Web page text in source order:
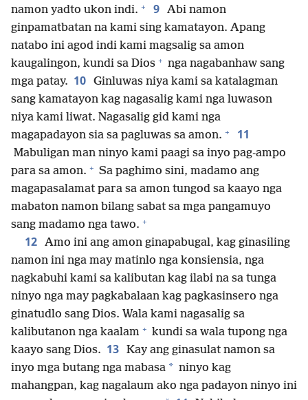
namon yadto ukon indi. + 9 Abi namon
ginpamatbatan na kami sing kamatayon. Apang
natabo ini agod indi kami magsalig sa amon
kaugalingon, kundi sa Dios + nga nagabanhaw sang
mga patay. 10 Ginluwas niya kami sa katalagman
sang kamatayon kag nagasalig kami nga luwason
niya kami liwat. Nagasalig gid kami nga
magapadayon sia sa pagluwas sa amon. + 11
Mabuligan man ninyo kami paagi sa inyo pag-ampo
para sa amon. + Sa paghimo sini, madamo ang
magapasalamat para sa amon tungod sa kaayo nga
mabaton namon bilang sabat sa mga pangamuyo
sang madamo nga tawo. +
12 Amo ini ang amon ginapabugal, kag ginasiling
namon ini nga may matinlo nga konsiensia, nga
nagkabuhi kami sa kalibutan kag ilabi na sa tunga
ninyo nga may pagkabalaan kag pagkasinsero nga
ginatudlo sang Dios. Wala kami nagasalig sa
kalibutanon nga kaalam + kundi sa wala tupong nga
kaayo sang Dios. 13 Kay ang ginasulat namon sa
inyo mga butang nga mabasa * ninyo kag
mahangpan, kag nagalaum ako nga padayon ninyo ini